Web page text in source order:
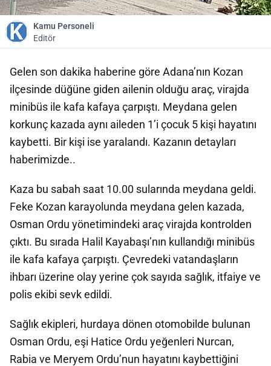
Kamu Personeli
Editör
Gelen son dakika haberine göre Adana’nın Kozan
ilçesinde düğüne giden ailenin olduğu araç, virajda
minibüs ile kafa kafaya çarpıştı. Meydana gelen
korkunç kazada aynı aileden 1’i çocuk 5 kişi hayatını
kaybetti. Bir kişi ise yaralandı. Kazanın detayları
haberimizde..
Kaza bu sabah saat 10.00 sularında meydana geldi.
Feke Kozan karayolunda meydana gelen kazada,
Osman Ordu yönetimindeki araç virajda kontrolden
çıktı. Bu sırada Halil Kayabaşı’nın kullandığı minibüs
ile kafa kafaya çarpıştı. Çevredeki vatandaşların
ihbarı üzerine olay yerine çok sayıda sağlık, itfaiye ve
polis ekibi sevk edildi.
Sağlık ekipleri, hurdaya dönen otomobilde bulunan
Osman Ordu, eşi Hatice Ordu yeğenleri Nurcan,
Rabia ve Meryem Ordu’nun hayatını kaybettiğini